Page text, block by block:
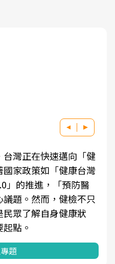
灣正在快速邁向「健
家政策如「健康台灣
」的推進，「預防醫
題。然而，健檢不只
眾了解自身健康狀
點。
題